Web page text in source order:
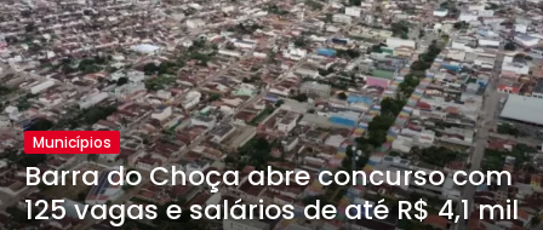
Municípios
Barra do Choça abre concurso com
125 vagas e salários de até R$ 4,1 mil